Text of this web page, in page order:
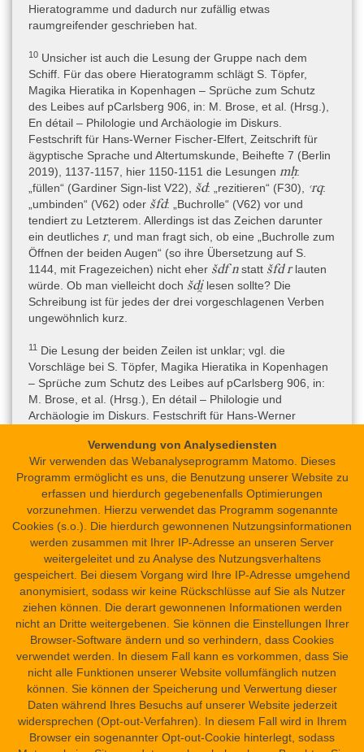
Editionen
- S. Töpfer, Magika Hieratika in Kopenhagen – Sprüche zum
En détail – Philologie und Archäologie im Diskurs. Festschrift für
Hans-Werner Fischer-Elfert, Bd. 2, Zeitschrift für ägyptische
Sprache und Altertumskunde, Beihefte 7.2 (Berlin 2019), 1137-
1157.
Literatur zu den Metadaten
- Hagen – Ryholt 2016: F. Hagen – K. Ryholt, The Antiquities
Trade in Egypt 1880-1930. The H.O. Lange Papers, Scientia
Danica. Series H, Humanistica, 4 8 (Copenhagen 2016).
- Töpfer 2019: S. Töpfer, Magika Hieratika in Kopenhagen –
Sprüche zum Schutz des Leibes auf pCarlsberg 906, in: M. Brose,
et al. (Hrsg.), En détail – Philologie und Archäologie im Diskurs.
Festschrift für Hans-Werner Fischer-Elfert, Zeitschrift für
ägyptische Sprache und Altertumskunde, Beihefte 7 (Berlin 2019),
1137-1157.
Autoren
Dr. Lutz Popko
Autoren (Metadaten)
Hieratogramme und dadurch nur zufällig etwas
raumgreifender geschrieben hat.
10 Unsicher ist auch die Lesung der Gruppe nach dem
Schiff. Für das obere Hieratogramm schlägt S. Töpfer,
Magika Hieratika in Kopenhagen – Sprüche zum Schutz
des Leibes auf pCarlsberg 906, in: M. Brose, et al. (Hrsg.),
En détail – Philologie und Archäologie im Diskurs.
Festschrift für Hans-Werner Fischer-Elfert, Zeitschrift für
ägyptische Sprache und Altertumskunde, Beihefte 7 (Berlin
2019), 1137-1157, hier 1150-1151 die Lesungen mḥ:
„füllen“ (Gardiner Sign-list V22), šd: „rezitieren“ (F30), ꜥrq:
„umbinden“ (V62) oder šfd: „Buchrolle“ (V62) vor und
tendiert zu Letzterem. Allerdings ist das Zeichen darunter
ein deutliches r, und man fragt sich, ob eine „Buchrolle zum
Öffnen der beiden Augen“ (so ihre Übersetzung auf S.
1144, mit Fragezeichen) nicht eher šdf nstatt šfd rlauten
würde. Ob man vielleicht doch šdi̯lesen sollte? Die
Schreibung ist für jedes der drei vorgeschlagenen Verben
ungewöhnlich kurz.
11 Die Lesung der beiden Zeilen ist unklar; vgl. die
Vorschläge bei S. Töpfer, Magika Hieratika in Kopenhagen
– Sprüche zum Schutz des Leibes auf pCarlsberg 906, in:
M. Brose, et al. (Hrsg.), En détail – Philologie und
Archäologie im Diskurs. Festschrift für Hans-Werner
Altertumskunde, Beihefte 7 (Berlin 2019), 1137-1157, hier
1138. Sie bzw. Fabian Wespi, auf den sie sich bezieht,
vermutet in der zweiten Zeile eine Blattnummerierung
mḥ-1.
Verwendung von Analysediensten
Wir verwenden das Webanalyseprogramm Matomo. Dieses
Programm ermöglicht es uns, die Benutzung unserer Website zu
erfassen und hierdurch gegebenenfalls Optimierungen
vorzunehmen. Hierzu verwendet das Programm sogenannte
Cookies (s.o.). Die hierdurch gewonnenen Nutzungsinformationen
werden zusammen mit Ihrer IP-Adresse an unseren Server
weitergeleitet und zu Analyse des Nutzungsverhaltens
gespeichert. Bei diesem Vorgang wird Ihre IP-Adresse umgehend
anonymisiert, sodass wir keine Rückschlüsse auf Sie als Nutzer
ziehen können. Die derart gewonnenen Informationen werden
nicht an Dritte weitergebenen. Sie können die Einstellungen Ihrer
Browser-Software ändern und so verhindern, dass Cookies
verwendet werden. In diesem Fall kann es vorkommen, dass Sie
nicht alle Funktionen unserer Website vollumfänglich nutzen
können. Sie können der Speicherung und Verwertung dieser
Daten während Ihres Besuchs auf unserer Website jederzeit
widersprechen (Opt-out-Verfahren). In diesem Fall wird in Ihrem
Browser ein sogenannter Opt-out-Cookie hinterlegt, sodass
Zitationshinweis
Dr. Lutz Popko, Dr. Lutz Popko:
Ancient Egypt. URL:https://sae.saw-leipzig.de/de/dokumente/papyrus-
carlsberg-906?version=0
Versionierung
Das ist die neueste Version (#0: 18.03.2025 12:44).